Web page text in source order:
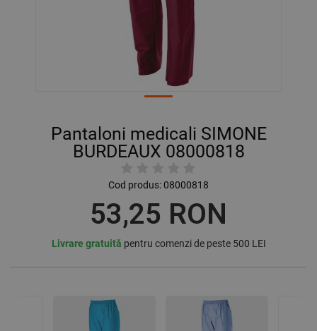
Pantaloni medicali SIMONE
BURDEAUX 08000818
Cod produs:08000818
53,25 RON
Livrare gratuită pentru comenzi de peste 500 LEI